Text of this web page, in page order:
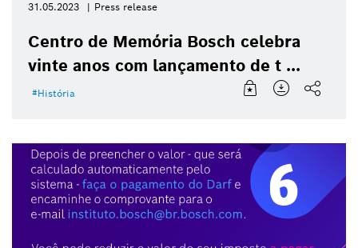
31.05.2023 Press release
Centro de Memória Bosch celebra
vinte anos com lançamento de t ...
História